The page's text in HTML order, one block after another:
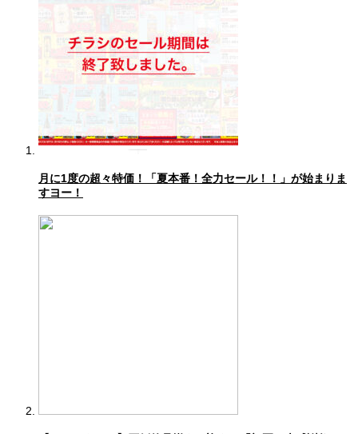
月に1度の超々特価！「夏本番！全力セール！！」が始まりま
すヨー！